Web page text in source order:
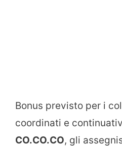
Bonus previsto per i
coordinati e
CO.CO.CO, gli